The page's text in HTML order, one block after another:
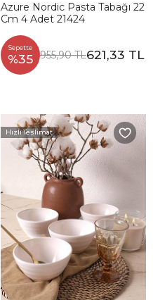
Azure Nordic Pasta Tabağı 22
Cm 4 Adet 21424
Sepette
%35 955,90 TL621,33 TL
Hızlı Teslimat